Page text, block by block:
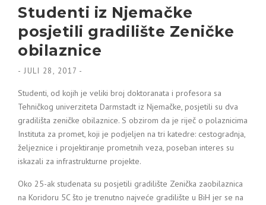
Studenti iz Njemačke
posjetili gradilište Zeničke
obilaznice
- JULI 28, 2017 -
Studenti, od kojih je veliki broj doktoranata i profesora sa
Tehničkog univerziteta Darmstadt iz Njemačke, posjetili su dva
gradilišta zeničke obilaznice. S obzirom da je riječ o polaznicima
Instituta za promet, koji je podjeljen na tri katedre: cestogradnja,
željeznice i projektiranje prometnih veza, poseban interes su
iskazali za infrastrukturne projekte.
Oko 25-ak studenata su posjetili gradilište Zenička zaobilaznica
na Koridoru 5C što je trenutno najveće gradilište u BiH jer se na